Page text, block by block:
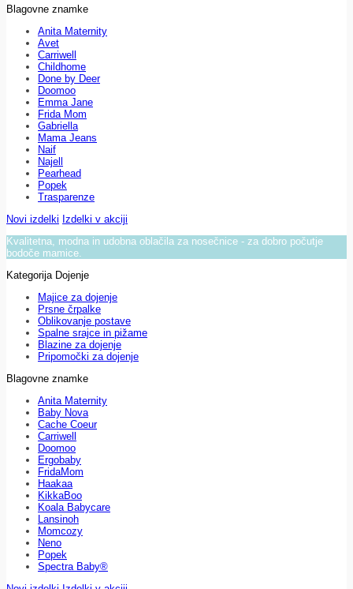
Blagovne znamke
Anita Maternity
Avet
Carriwell
Childhome
Done by Deer
Doomoo
Emma Jane
Frida Mom
Gabriella
Mama Jeans
Naif
Najell
Pearhead
Popek
Trasparenze
Novi izdelki Izdelki v akciji
Kvalitetna, modna in udobna oblačila za nosečnice - za dobro počutje
bodoče mamice.
Kategorija Dojenje
Majice za dojenje
Prsne črpalke
Oblikovanje postave
Spalne srajce in pižame
Blazine za dojenje
Pripomočki za dojenje
Blagovne znamke
Anita Maternity
Baby Nova
Cache Coeur
Carriwell
Doomoo
Ergobaby
FridaMom
Haakaa
KikkaBoo
Koala Babycare
Lansinoh
Momcozy
Neno
Popek
Spectra Baby®